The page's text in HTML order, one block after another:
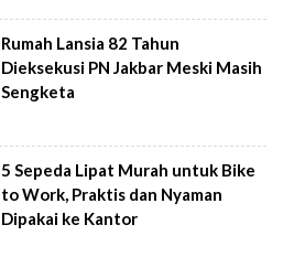
Rumah Lansia 82 Tahun
Dieksekusi PN Jakbar Meski Masih
Sengketa
5 Sepeda Lipat Murah untuk Bike
to Work, Praktis dan Nyaman
Dipakai ke Kantor